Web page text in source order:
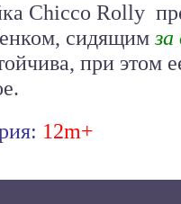
Chicco Rolly
сидящим
при этом
12m+